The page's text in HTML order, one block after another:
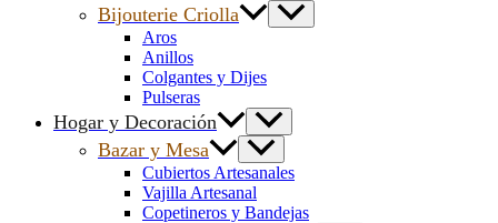
Bijouterie Criolla
Aros
Anillos
Colgantes y Dijes
Pulseras
Hogar y Decoración
Bazar y Mesa
Cubiertos Artesanales
Vajilla Artesanal
Copetineros y Bandejas